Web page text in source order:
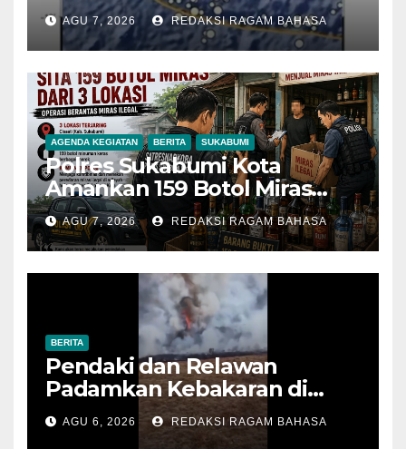
Getarannya Terasa hingga
Sukabumi
AGU 7, 2026 REDAKSI RAGAM BAHASA
AGENDA KEGIATAN BERITA SUKABUMI
Polres Sukabumi Kota
Amankan 159 Botol Miras
Ilegal dari Tiga Lokasi dalam
Operasi Penyakit Masyarakat
AGU 7, 2026 REDAKSI RAGAM BAHASA
BERITA
Pendaki dan Relawan
Padamkan Kebakaran di
Alun-alun Suryakencana
Sebelum Meluas
AGU 6, 2026 REDAKSI RAGAM BAHASA